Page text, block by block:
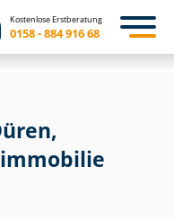
Kostenlose Erstberatung
0158 - 884 916 68